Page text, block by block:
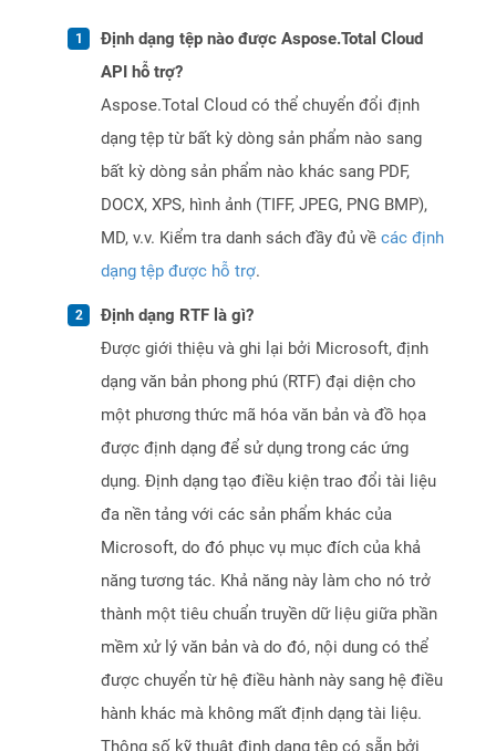
Định dạng tệp nào được Aspose.Total Cloud
API hỗ trợ?
Aspose.Total Cloud có thể chuyển đổi định
dạng tệp từ bất kỳ dòng sản phẩm nào sang
bất kỳ dòng sản phẩm nào khác sang PDF,
DOCX, XPS, hình ảnh (TIFF, JPEG, PNG BMP),
MD, v.v. Kiểm tra danh sách đầy đủ về các định
dạng tệp được hỗ trợ.
Định dạng RTF là gì?
Được giới thiệu và ghi lại bởi Microsoft, định
dạng văn bản phong phú (RTF) đại diện cho
một phương thức mã hóa văn bản và đồ họa
được định dạng để sử dụng trong các ứng
dụng. Định dạng tạo điều kiện trao đổi tài liệu
đa nền tảng với các sản phẩm khác của
Microsoft, do đó phục vụ mục đích của khả
năng tương tác. Khả năng này làm cho nó trở
thành một tiêu chuẩn truyền dữ liệu giữa phần
mềm xử lý văn bản và do đó, nội dung có thể
được chuyển từ hệ điều hành này sang hệ điều
hành khác mà không mất định dạng tài liệu.
Thông số kỹ thuật định dạng tệp có sẵn bởi